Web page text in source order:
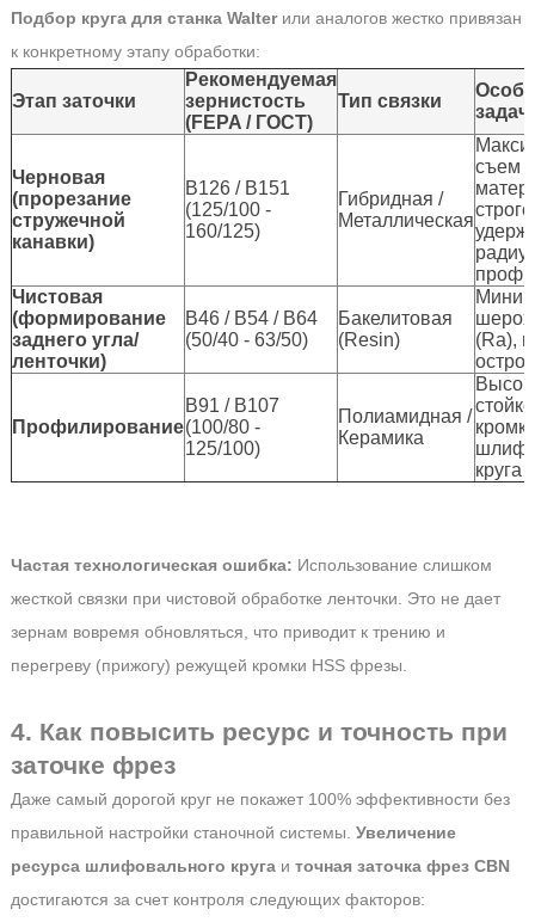
Подбор круга для станка Walterили аналогов жестко привязан
к конкретному этапу обработки:
Этап заточки
Рекомендуемая
зернистость
(FEPA / ГОСТ)
Тип связки
Черновая
(прорезание
стружечной
канавки)
B126 / B151
(125/100 -
160/125)
Гибридная /
Металлическая
съем
Чистовая
(формирование
заднего угла/
ленточки)
B46 / B54 / B64
(50/40 - 63/50)
Бакелитовая
(Resin)
(Ra),
Профилирование
B91 / B107
(100/80 -
125/100)
Полиамидная /
Керамика
круга
Частая технологическая ошибка: Использование слишком
жесткой связки при чистовой обработке ленточки. Это не дает
зернам вовремя обновляться, что приводит к трению и
перегреву (прижогу) режущей кромки HSS фрезы.
4. Как повысить ресурс и точность при
заточке фрез
Даже самый дорогой круг не покажет 100% эффективности без
правильной настройки станочной системы. Увеличение
ресурса шлифовального кругаи точная заточка фрез CBN
достигаются за счет контроля следующих факторов: